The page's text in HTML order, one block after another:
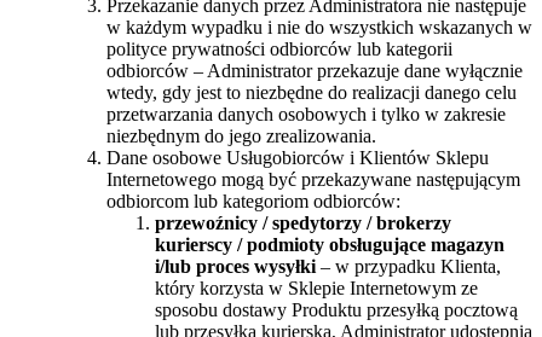
Przekazanie danych przez Administratora nie następuje
w każdym wypadku i nie do wszystkich wskazanych w
polityce prywatności odbiorców lub kategorii
odbiorców – Administrator przekazuje dane wyłącznie
wtedy, gdy jest to niezbędne do realizacji danego celu
przetwarzania danych osobowych i tylko w zakresie
niezbędnym do jego zrealizowania.
Dane osobowe Usługobiorców i Klientów Sklepu
Internetowego mogą być przekazywane następującym
odbiorcom lub kategoriom odbiorców:
przewoźnicy / spedytorzy / brokerzy
kurierscy / podmioty obsługujące magazyn
i/lub proces wysyłki – w przypadku Klienta,
który korzysta w Sklepie Internetowym ze
sposobu dostawy Produktu przesyłką pocztową
lub przesyłką kurierską, Administrator udostępnia